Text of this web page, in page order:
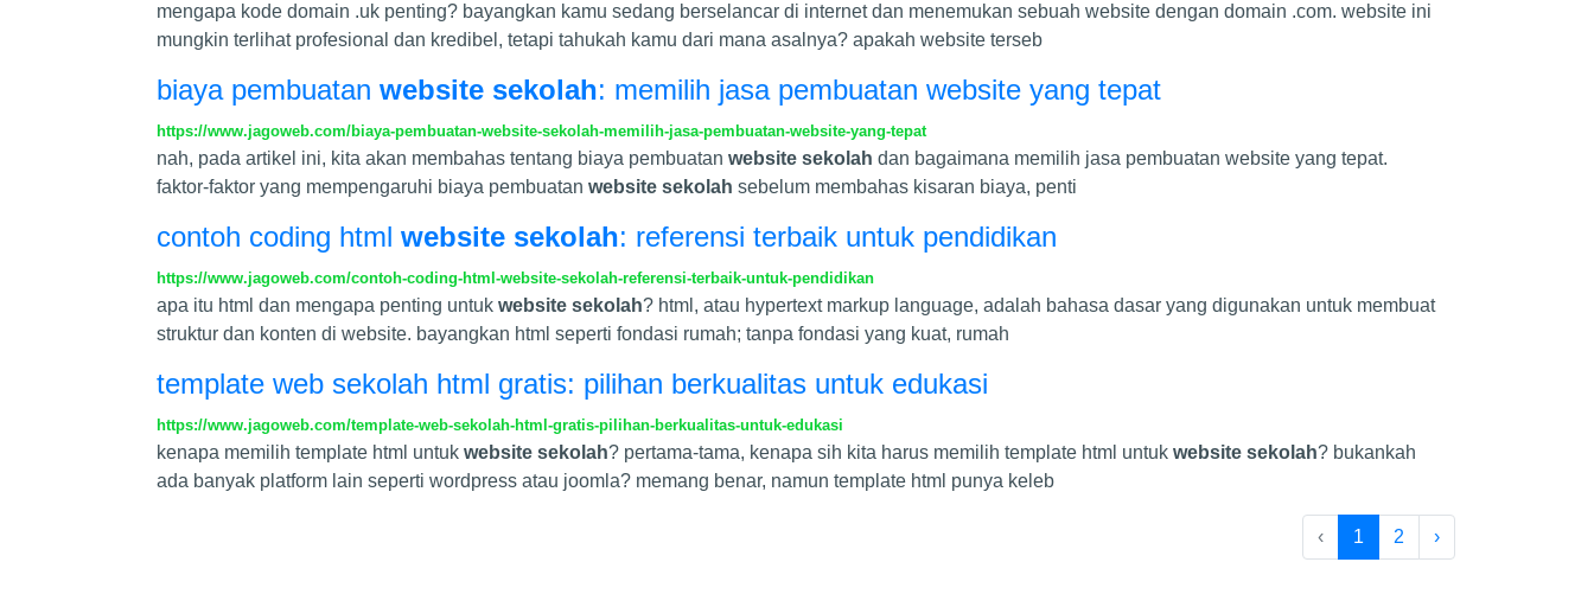
mengapa kode domain .uk penting? bayangkan kamu sedang berselancar di internet dan menemukan sebuah website dengan domain .com. website ini
mungkin terlihat profesional dan kredibel, tetapi tahukah kamu dari mana asalnya? apakah website terseb
biaya pembuatan website sekolah: memilih jasa pembuatan website yang tepat
https://www.jagoweb.com/biaya-pembuatan-website-sekolah-memilih-jasa-pembuatan-website-yang-tepat
nah, pada artikel ini, kita akan membahas tentang biaya pembuatan website sekolah dan bagaimana memilih jasa pembuatan website yang tepat.
faktor-faktor yang mempengaruhi biaya pembuatan website sekolah sebelum membahas kisaran biaya, penti
contoh coding html website sekolah: referensi terbaik untuk pendidikan
https://www.jagoweb.com/contoh-coding-html-website-sekolah-referensi-terbaik-untuk-pendidikan
apa itu html dan mengapa penting untuk website sekolah? html, atau hypertext markup language, adalah bahasa dasar yang digunakan untuk membuat
struktur dan konten di website. bayangkan html seperti fondasi rumah; tanpa fondasi yang kuat, rumah
template web sekolah html gratis: pilihan berkualitas untuk edukasi
https://www.jagoweb.com/template-web-sekolah-html-gratis-pilihan-berkualitas-untuk-edukasi
kenapa memilih template html untuk website sekolah? pertama-tama, kenapa sih kita harus memilih template html untuk website sekolah? bukankah
ada banyak platform lain seperti wordpress atau joomla? memang benar, namun template html punya keleb
‹ 1 2 ›